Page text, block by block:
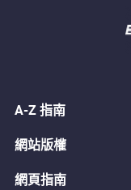
A-Z 指南
網站版權
網頁指南